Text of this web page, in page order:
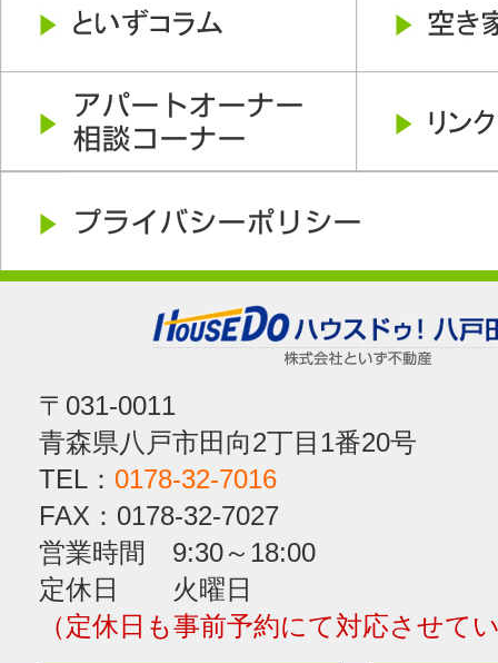
〒031-0011
青森県八戸市田向2丁目1番20号
TEL： 0178-32-7016
FAX：0178-32-7027
営業時間 9:30～18:00
定休日 火曜日
（定休日も事前予約にて対応させて